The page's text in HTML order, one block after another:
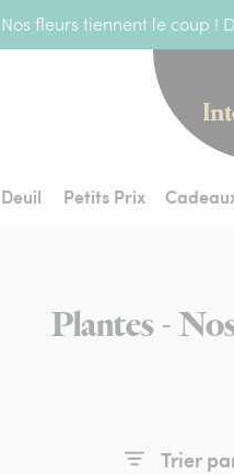
fleurs tiennent le coup !
Deuil Petits Prix
Plantes -
Trier